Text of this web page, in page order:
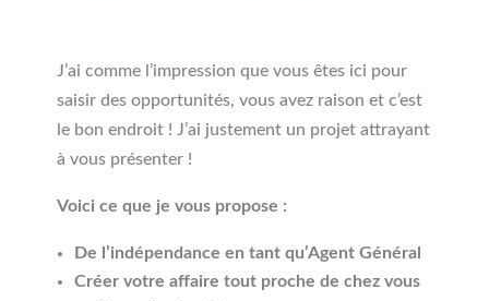
J’ai comme l’impression que vous êtes ici pour
saisir des opportunités, vous avez raison et c’est
le bon endroit ! J’ai justement un projet attrayant
à vous présenter !
Voici ce que je vous propose :
De l’indépendance en tant qu’Agent Général
Créer votre affaire tout proche de chez vous